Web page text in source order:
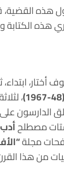
هذه
هذه
(48-1967)
،
الدارسون
مصطلح
مجلة
من هذا